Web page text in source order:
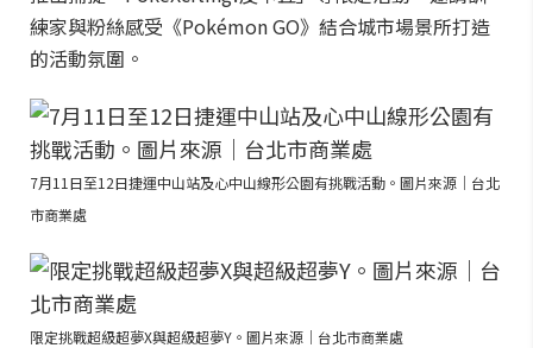
練家與粉絲感受《Pokémon GO》結合城市場景所打造
的活動氛圍。
7月11日至12日捷運中山站及心中山線形公園有挑戰活動。圖片來源｜台北
市商業處
限定挑戰超級超夢X與超級超夢Y。圖片來源｜台北市商業處